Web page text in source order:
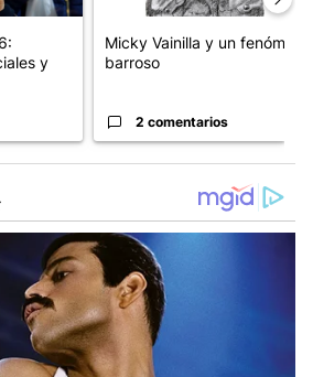
y
Micky Vainilla y un fenómeno
barroso
2 comentarios